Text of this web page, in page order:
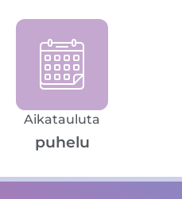
Aikatauluta
puhelu